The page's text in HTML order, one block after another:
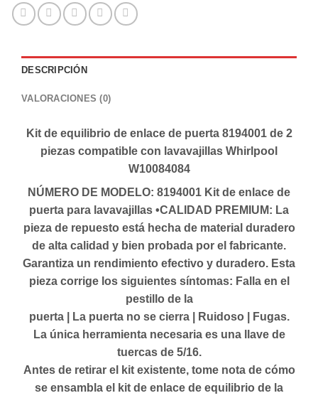
DESCRIPCIÓN
VALORACIONES (0)
Kit de equilibrio de enlace de puerta 8194001 de 2
piezas compatible con lavavajillas Whirlpool
W10084084
NÚMERO DE MODELO: 8194001 Kit de enlace de
puerta para lavavajillas •CALIDAD PREMIUM: La
pieza de repuesto está hecha de material duradero
de alta calidad y bien probada por el fabricante.
Garantiza un rendimiento efectivo y duradero. Esta
pieza corrige los siguientes síntomas: Falla en el
pestillo de la
puerta | La puerta no se cierra | Ruidoso | Fugas.
La única herramienta necesaria es una llave de
tuercas de 5/16.
Antes de retirar el kit existente, tome nota de cómo
se ensambla el kit de enlace de equilibrio de la